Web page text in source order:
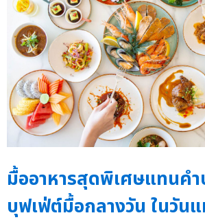
มื้ออาหารสุดพิเศษแทนค
บุฟเฟ่ต์มื้อกลางวัน ในวัน